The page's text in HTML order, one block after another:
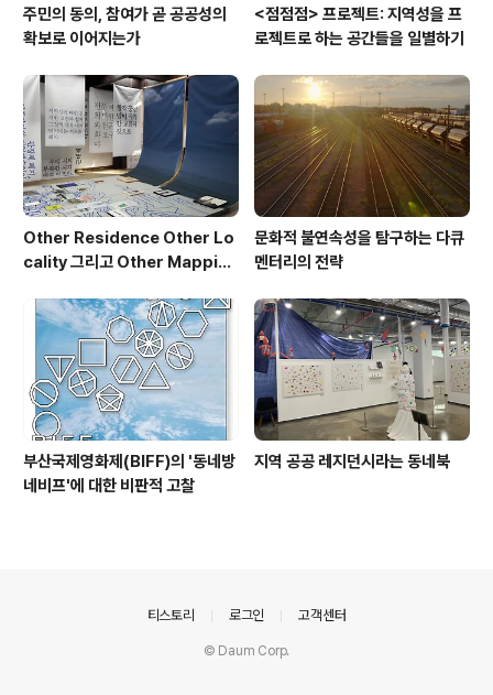
주민의 동의, 참여가 곧 공공성의
확보로 이어지는가
<점점점> 프로젝트: 지역성을 프
로젝트로 하는 공간들을 일별하기
Other Residence Other Lo
cality 그리고 Other Mapping
문화적 불연속성을 탐구하는 다큐
멘터리의 전략
부산국제영화제(BIFF)의 '동네방
네비프'에 대한 비판적 고찰
지역 공공 레지던시라는 동네북
티스토리 로그인 고객센터
© Daum Corp.